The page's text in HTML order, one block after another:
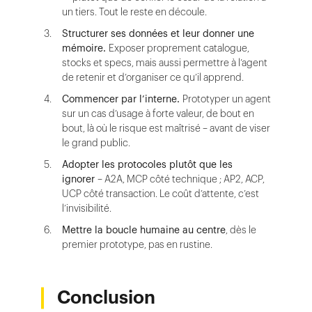
un tiers. Tout le reste en découle.
Structurer ses données et leur donner une
mémoire. Exposer proprement catalogue,
stocks et specs, mais aussi permettre à l’agent
de retenir et d’organiser ce qu’il apprend.
Commencer par l’interne. Prototyper un agent
sur un cas d’usage à forte valeur, de bout en
bout, là où le risque est maîtrisé – avant de viser
le grand public.
Adopter les protocoles plutôt que les
ignorer – A2A, MCP côté technique ; AP2, ACP,
UCP côté transaction. Le coût d’attente, c’est
l’invisibilité.
Mettre la boucle humaine au centre, dès le
premier prototype, pas en rustine.
Conclusion